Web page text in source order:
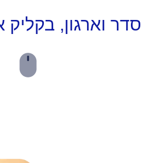
סדר וארגון,